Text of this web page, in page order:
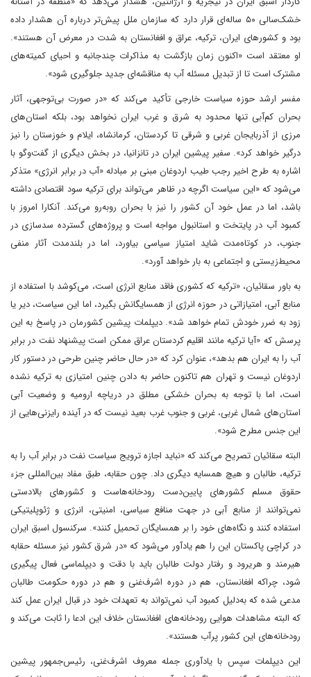
خشک‌سالی ۵۰ ساله‌ای قرار دارد که سازمان ملل پیش‌تر درباره آن هشدار داده
بود و کشورهای ایران، ترکیه، عراق و افغانستان به شدت در معرض آن هستند».
او معتقد است «اکنون زمان بازگشت به مذاکرات چندجانبه و احیای کمیته‌های
مشترک است تا از تبدیل مسئله آب به مناقشه‌ای جدید جلوگیری شود».
مفسر ارشد حوزه سیاست خارجی تأکید می‌کند که «در صورت بی‌توجهی، آثار
بحران کم‌آبی تنها محدود به شرق و غرب ایران نخواهد بود، بلکه استان‌های
مرزی از آذربایجان غربی و شرقی تا کردستان، کرمانشاه، ایلام و خوزستان را نیز
درگیر خواهد کرد». سفیر پیشین ایران در تانزانیا، در بخش دیگری از گفت‌وگو با
اشاره به طرح اخیر رجب طیب اردوغان مبنی بر مبادله «آب در برابر انرژی» متذکر
می‌شود که «این سیاست اگرچه در ظاهر می‌تواند برای ترکیه سود اقتصادی داشته
باشد، اما در عمل خود آن کشور را نیز با بحران روبه‌رو می‌کند. آنکارا امروز با
کمبود آب در پایتخت و استانبول مواجه است و پروژه‌های گسترده سدسازی در
جنوب، در کوتاه‌مدت شاید امتیاز سیاسی بیاورد، اما در بلندمدت آثار منفی
محیط‌زیستی و اجتماعی به بار خواهد آورد».
به باور سقائیان، «ترکیه که کشوری فاقد منابع انرژی است، می‌کوشد با استفاده از
منابع آبی، امتیازاتی در حوزه انرژی از همسایگانش بگیرد، اما این سیاست، دیر یا
زود به ضرر خودش تمام خواهد شد». دیپلمات پیشین کشورمان در پاسخ به این
پرسش که «آیا ترکیه مانند اقلیم کردستان عراق ممکن است پیشنهاد نفت در برابر
آب را به ایران هم بدهد»، عنوان کرد که «در حال حاضر چنین طرحی در دستور کار
اردوغان نیست و تهران هم تاکنون حاضر به دادن چنین امتیازی به ترکیه نشده
است، اما با توجه به بحران خشکی مطلق در دریاچه ارومیه و وضعیت آبی
استان‌های شمال‌ غربی، غربی و جنوب غرب بعید نیست که در آینده رایزنی‌هایی از
این جنس مطرح شود».
البته سقائیان تصریح می‌کند که «نباید اجازه ترویج سیاست نفت در برابر آب را به
ترکیه، طالبان و هیچ همسایه دیگری داد. چون حقابه، طبق مفاد بین‌المللی جزء
حقوق مسلم کشورهای پایین‌دست رودخانه‌هاست و کشورهای بالادستی
نمی‌توانند از منابع آبی در جهت منافع سیاسی، امنیتی، انرژی و ژئوپلیتیکی
استفاده کنند و نگاه‌های خود را بر همسایگان تحمیل کنند». سرکنسول اسبق ایران
در کراچی پاکستان این را هم یادآور می‌شود که «در شرق کشور نیز مسئله حقابه
هیرمند و هریرود و رفتار دولت طالبان باید با دقت و دیپلماسی فعال پیگیری
شود، چراکه افغانستان، هم در دوره اشرف‌غنی و هم در دوره حکومت طالبان
مدعی شده که به‌دلیل کمبود آب نمی‌تواند به تعهدات خود در قبال ایران عمل کند
که البته مشاهدات هوایی رودخانه‌های افغانستان خلاف این ادعا را ثابت می‌کند و
رودخانه‌های این کشور پرآب هستند».
این دیپلمات سپس با یادآوری جمله معروف اشرف‌غنی، رئیس‌جمهور پیشین